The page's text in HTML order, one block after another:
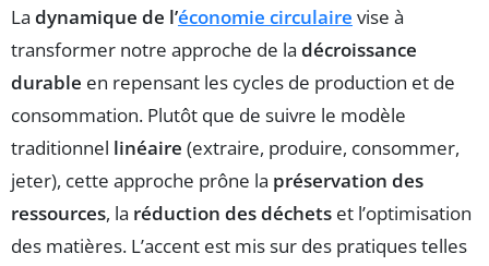
La dynamique de l’économie circulaire vise à
transformer notre approche de la décroissance
durable en repensant les cycles de production et de
consommation. Plutôt que de suivre le modèle
traditionnel linéaire (extraire, produire, consommer,
jeter), cette approche prône la préservation des
ressources, la réduction des déchets et l’optimisation
des matières. L’accent est mis sur des pratiques telles